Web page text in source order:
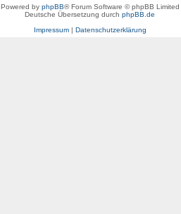
Powered by phpBB® Forum Software © phpBB Limited
Deutsche Übersetzung durch phpBB.de
Impressum| Datenschutzerklärung